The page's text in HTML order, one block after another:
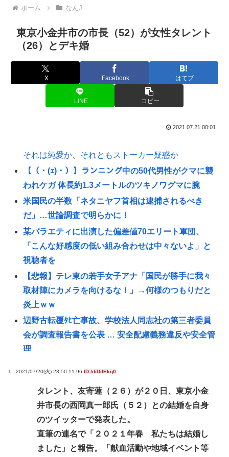
ホーム なんJ
東京小金井市の市長（52）が女性タレント
（26）とデキ婚
X Facebook はてブ
LINE コピー
2021.07.21 00:01
それは純愛か、それともストーカー疑惑か
【（・(ｪ)・）】ランニング中の50代男性がクマに襲
われケガ 体長約1.3メートルのツキノワグマに腕
米国民の半数「ネタニヤフ首相は逮捕されるべき
だ」…世論調査で明らかに！
某バラエティに出演した偏差値70エリート軍団、
「こんな好感度の低い組み合わせは中々ないよ」と
視聴者を
【悲報】テレ東の若手女子アナ「国民が勝手に我々
取材陣にカメラを向けるな！」→何様のつもりだと
炎上ｗｗ
辺野古転覆ﾀﾋ亡事故、学校法人同志社の第三者委員
会が調査報告書を公表 … 安全配慮義務違反や安全管
理
【中国】橋の欄干が強風で倒壊、中に鉄筋がないこ
とが発覚＝当局「接着剤で固定した」
イスラエル、世界から孤立の道を選択！
1 : 2021/07/20(火) 23:50:11.96 ID:/diDdEkq0
タレント、友寄蓮（２６）が２０日、東京小金
井市長の西岡真一郎氏（５２）との結婚を自身
のツイッターで発表した。
直筆の連名で「２０２１年春 私たちは結婚し
ました」と報告。「献血活動や地域イベント等